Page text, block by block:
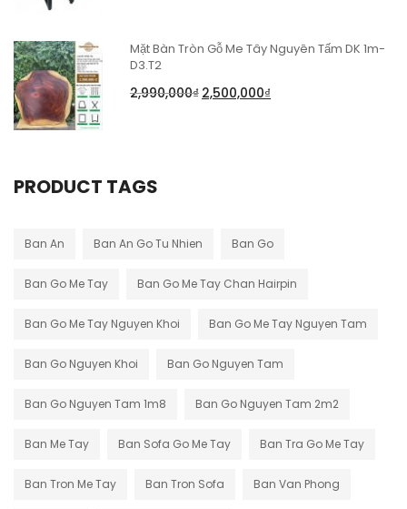
Mặt Bàn Tròn Gỗ Me Tây Nguyên Tấm DK 1m-
D3.T2
2,990,000₫ 2,500,000₫
PRODUCT TAGS
Ban An Ban An Go Tu Nhien Ban Go
Ban Go Me Tay Ban Go Me Tay Chan Hairpin
Ban Go Me Tay Nguyen Khoi Ban Go Me Tay Nguyen Tam
Ban Go Nguyen Khoi Ban Go Nguyen Tam
Ban Go Nguyen Tam 1m8 Ban Go Nguyen Tam 2m2
Ban Me Tay Ban Sofa Go Me Tay Ban Tra Go Me Tay
Ban Tron Me Tay Ban Tron Sofa Ban Van Phong